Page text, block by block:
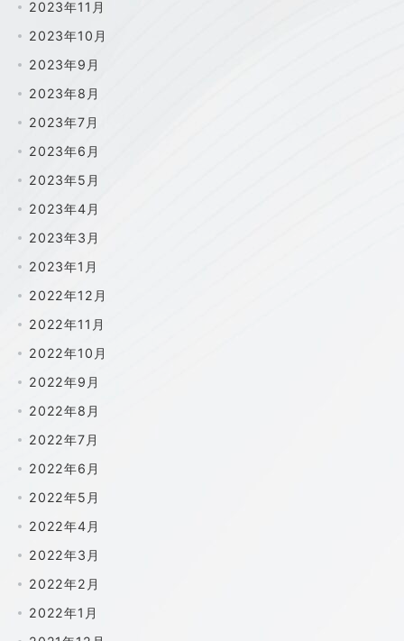
2023年11月
2023年10月
2023年9月
2023年8月
2023年7月
2023年6月
2023年5月
2023年4月
2023年3月
2023年1月
2022年12月
2022年11月
2022年10月
2022年9月
2022年8月
2022年7月
2022年6月
2022年5月
2022年4月
2022年3月
2022年2月
2022年1月